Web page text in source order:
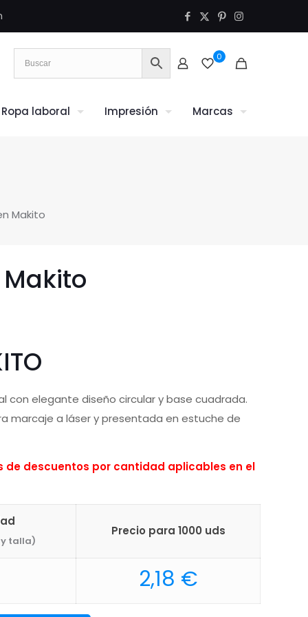
0
Ropa laboral Impresión Marcas
Makito
con elegante diseño circular y base cuadrada.
marcaje a láser y presentada en estuche de
de descuentos por cantidad aplicables en el
talla)
Precio para 1000 uds
2,18 €